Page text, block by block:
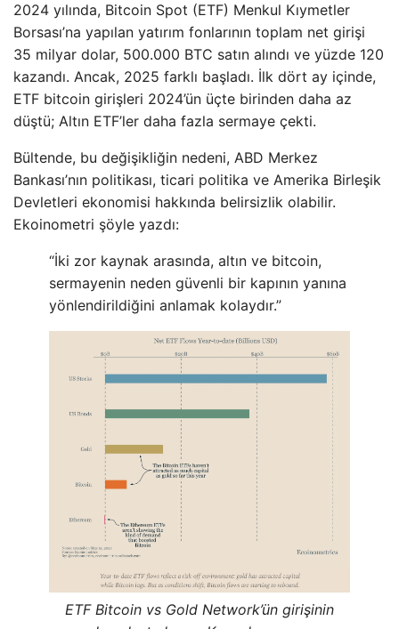
2024 yılında, Bitcoin Spot (ETF) Menkul Kıymetler
Borsası’na yapılan yatırım fonlarının toplam net girişi
35 milyar dolar, 500.000 BTC satın alındı ​​ve yüzde 120
kazandı. Ancak, 2025 farklı başladı. İlk dört ay içinde,
ETF bitcoin girişleri 2024’ün üçte birinden daha az
düştü; Altın ETF’ler daha fazla sermaye çekti.
Bültende, bu değişikliğin nedeni, ABD Merkez
Bankası’nın politikası, ticari politika ve Amerika Birleşik
Devletleri ekonomisi hakkında belirsizlik olabilir.
Ekoinometri şöyle yazdı:
“İki zor kaynak arasında, altın ve bitcoin,
sermayenin neden güvenli bir kapının yanına
yönlendirildiğini anlamak kolaydır.”
ETF Bitcoin vs Gold Network’ün girişinin